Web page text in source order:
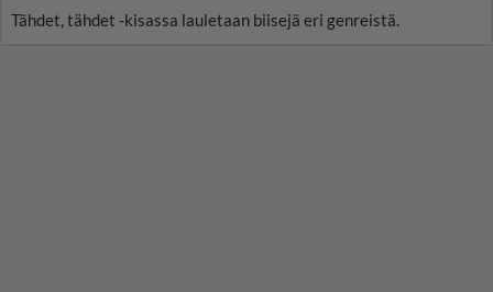
Tähdet, tähdet -kisassa lauletaan biisejä eri genreistä.